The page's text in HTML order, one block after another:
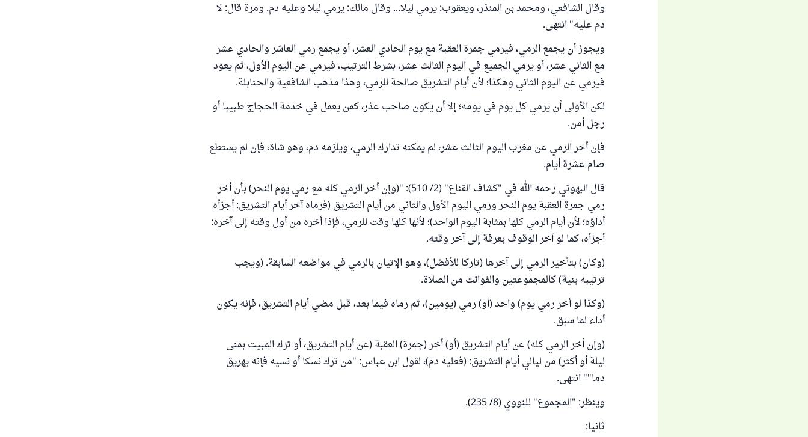
وقال الشافعي، ومحمد بن المنذر، ويعقوب: يرمي ليلا... وقال مالك: يرمي ليلا وعليه دم. ومرة قال: لا
دم عليه" انتهى.
ويجوز أن يجمع الرمي، فيرمي جمرة العقبة مع يوم الحادي العشر، أو يجمع رمي العاشر والحادي عشر
مع الثاني عشر، أو يرمي الجميع في اليوم الثالث عشر، بشرط الترتيب، فيرمي عن اليوم الأول، ثم يعود
فيرمي عن اليوم الثاني وهكذا؛ لأن أيام التشريق صالحة للرمي، وهذا مذهب الشافعية والحنابلة.
لكن الأولى أن يرمي كل يوم في يومه؛ إلا أن يكون صاحب عذر، كمن يعمل في خدمة الحجاج طبيبا أو
رجل أمن.
فإن أخر الرمي عن مغرب اليوم الثالث عشر، لم يمكنه تدارك الرمي، ويلزمه دم، وهو شاة، فإن لم يستطع
صام عشرة أيام.
قال البهوتي رحمه الله في "كشاف القناع" (2/ 510): "(وإن أخر الرمي كله مع رمي يوم النحر) بأن أخر
رمي جمرة العقبة يوم النحر ورمي اليوم الأول والثاني من أيام التشريق (فرماه آخر أيام التشريق: أجزأه
أداؤه؛ لأن أيام الرمي كلها بمثابة اليوم الواحد)؛ لأنها كلها وقت للرمي، فإذا أخره من أول وقته إلى آخره:
أجزأه، كما لو أخر الوقوف بعرفة إلى آخر وقته.
(وكان) بتأخير الرمي إلى آخرها (تاركا للأفضل)، وهو الإتيان بالرمي في مواضعه السابقة. (ويجب
ترتيبه بنية) كالمجموعتين والفوائت من الصلاة.
(وكذا لو أخر رمي يوم) واحد (أو) رمي (يومين)، ثم رماه فيما بعد، قبل مضي أيام التشريق، فإنه يكون
أداء لما سبق.
(وإن أخر الرمي كله) عن أيام التشريق (أو) أخر (جمرة) العقبة (عن أيام التشريق، أو ترك المبيت بمنى
ليلة أو أكثر) من ليالي أيام التشريق: (فعليه دم)، لقول ابن عباس: "من ترك نسكا أو نسيه فإنه يهريق
دما"" انتهى.
وينظر: "المجموع" للنووي (8/ 235).
ثانيا: